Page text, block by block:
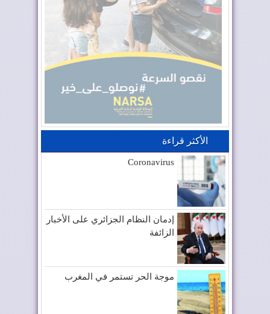
الأكثر قراءة
Coronavirus
إدمان النظام الجزائري على الأخبار
الزائفة
موجة الحر تستمر في المغرب